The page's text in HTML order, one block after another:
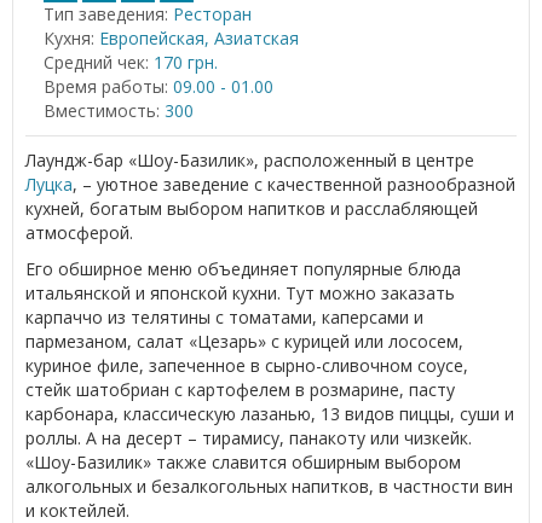
Тип заведения: Ресторан
Кухня: Европейская, Азиатская
Средний чек: 170 грн.
Время работы: 09.00 - 01.00
Вместимость: 300
Лаундж-бар «Шоу-Базилик», расположенный в центре
Луцка, – уютное заведение с качественной разнообразной
кухней, богатым выбором напитков и расслабляющей
атмосферой.
Его обширное меню объединяет популярные блюда
итальянской и японской кухни. Тут можно заказать
карпаччо из телятины с томатами, каперсами и
пармезаном, салат «Цезарь» с курицей или лососем,
куриное филе, запеченное в сырно-сливочном соусе,
стейк шатобриан с картофелем в розмарине, пасту
карбонара, классическую лазанью, 13 видов пиццы, суши и
роллы. А на десерт – тирамису, панакоту или чизкейк.
«Шоу-Базилик» также славится обширным выбором
алкогольных и безалкогольных напитков, в частности вин
и коктейлей.